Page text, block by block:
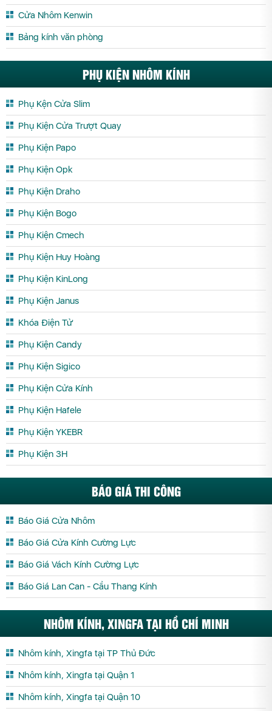
Cửa Nhôm Kenwin
Bảng kính văn phòng
PHỤ KIỆN NHÔM KÍNH
Phụ Kện Cửa Slim
Phụ Kiện Cửa Trượt Quay
Phụ Kiện Papo
Phụ Kiện Opk
Phụ Kiện Draho
Phụ Kiện Bogo
Phụ Kiện Cmech
Phụ Kiện Huy Hoàng
Phụ Kiện KinLong
Phụ Kiện Janus
Khóa Điện Tử
Phụ Kiện Candy
Phụ Kiện Sigico
Phụ Kiện Cửa Kính
Phụ Kiện Hafele
Phụ Kiện YKEBR
Phụ Kiện 3H
BÁO GIÁ THI CÔNG
Báo Giá Cửa Nhôm
Báo Giá Cửa Kính Cường Lực
Báo Giá Vách Kính Cường Lực
Báo Giá Lan Can - Cầu Thang Kính
NHÔM KÍNH, XINGFA TẠI HỒ CHÍ MINH
Nhôm kính, Xingfa tại TP Thủ Đức
Nhôm kính, Xingfa tại Quận 1
Nhôm kính, Xingfa tại Quận 10